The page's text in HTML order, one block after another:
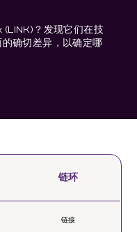
？发现它们在技
确切差异，以确定哪
链环
链接